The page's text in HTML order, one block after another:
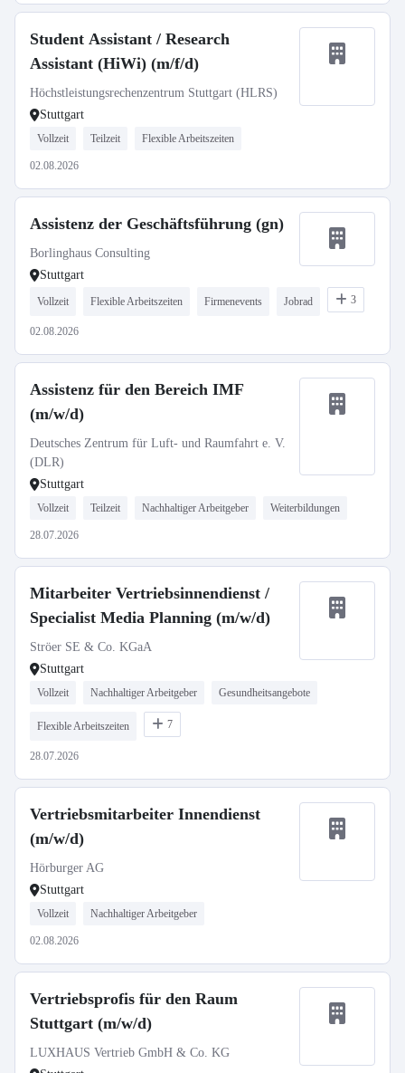
Student Assistant / Research
Assistant (HiWi) (m/f/d)
Höchstleistungsrechenzentrum Stuttgart (HLRS)
Stuttgart
Vollzeit Teilzeit Flexible Arbeitszeiten
02.08.2026
Assistenz der Geschäftsführung (gn)
Borlinghaus Consulting
Stuttgart
Vollzeit Flexible Arbeitszeiten Firmenevents Jobrad 3
02.08.2026
Assistenz für den Bereich IMF
(m/w/d)
Deutsches Zentrum für Luft- und Raumfahrt e. V.
(DLR)
Stuttgart
Vollzeit Teilzeit Nachhaltiger Arbeitgeber Weiterbildungen
28.07.2026
Mitarbeiter Vertriebsinnendienst /
Specialist Media Planning (m/w/d)
Ströer SE & Co. KGaA
Stuttgart
Vollzeit Nachhaltiger Arbeitgeber Gesundheitsangebote
Flexible Arbeitszeiten 7
28.07.2026
Vertriebsmitarbeiter Innendienst
(m/w/d)
Hörburger AG
Stuttgart
Vollzeit Nachhaltiger Arbeitgeber
02.08.2026
Vertriebsprofis für den Raum
Stuttgart (m/w/d)
LUXHAUS Vertrieb GmbH & Co. KG